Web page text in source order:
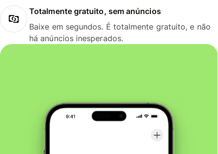
Totalmente gratuito, sem anúncios
Baixe em segundos. É totalmente gratuito, e não
há anúncios inesperados.